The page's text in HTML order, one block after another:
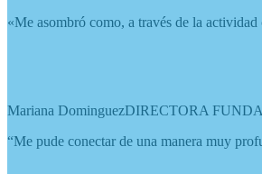
«Me asombró como, a través de la
Mariana DominguezDIRECTORA
“Me pude conectar de una manera muy